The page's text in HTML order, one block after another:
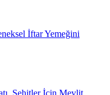
İftar Yemeğini
Şehitler İçin Mevlit